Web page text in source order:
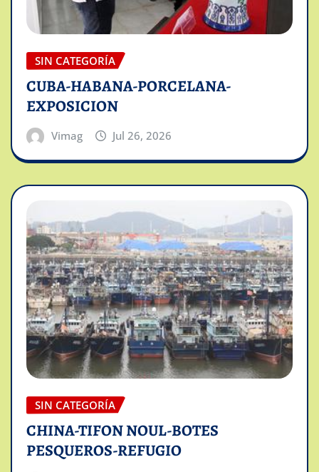
SIN CATEGORÍA
CUBA-HABANA-PORCELANA-
EXPOSICION
Vimag Jul 26, 2026
SIN CATEGORÍA
CHINA-TIFON NOUL-BOTES
PESQUEROS-REFUGIO